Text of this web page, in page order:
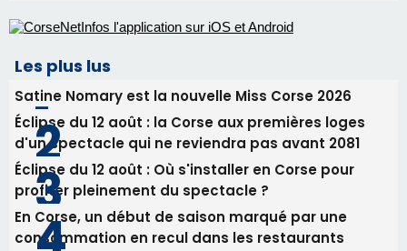
Les plus lus
Satine Nomary est la nouvelle Miss Corse 2026
Éclipse du 12 août : la Corse aux premières loges
d'un spectacle qui ne reviendra pas avant 2081
Éclipse du 12 août : Où s'installer en Corse pour
profiter pleinement du spectacle ?
En Corse, un début de saison marqué par une
consommation en recul dans les restaurants